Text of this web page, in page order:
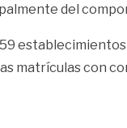
del
matrículas con